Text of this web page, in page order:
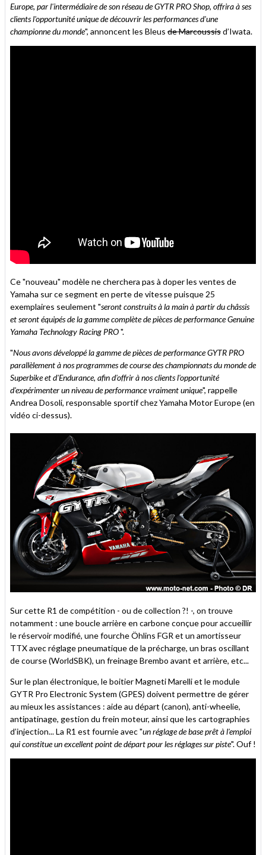
Europe, par l'intermédiaire de son réseau de GYTR PRO Shop, offrira à ses
clients l'opportunité unique de découvrir les performances d'une
championne du monde", annoncent les Bleus de Marcoussisd’Iwata.
Ce "nouveau" modèle ne cherchera pas à doper les ventes de
Yamaha sur ce segment en perte de vitesse puisque 25
exemplaires seulement "seront construits à la main à partir du châssis
et seront équipés de la gamme complète de pièces de performance Genuine
Yamaha Technology Racing PRO".
"Nous avons développé la gamme de pièces de performance GYTR PRO
parallèlement à nos programmes de course des championnats du monde de
Superbike et d'Endurance, afin d'offrir à nos clients l'opportunité
d'expérimenter un niveau de performance vraiment unique", rappelle
Andrea Dosoli, responsable sportif chez Yamaha Motor Europe (en
vidéo ci-dessus).
Sur cette R1 de compétition - ou de collection ?! -, on trouve
notamment : une boucle arrière en carbone conçue pour accueillir
le réservoir modifié, une fourche Öhlins FGR et un amortisseur
TTX avec réglage pneumatique de la précharge, un bras oscillant
de course (WorldSBK), un freinage Brembo avant et arrière, etc...
Sur le plan électronique, le boitier Magneti Marelli et le module
GYTR Pro Electronic System (GPES) doivent permettre de gérer
au mieux les assistances : aide au départ (canon), anti-wheelie,
antipatinage, gestion du frein moteur, ainsi que les cartographies
d’injection... La R1 est fournie avec "un réglage de base prêt à l'emploi
qui constitue un excellent point de départ pour les réglages sur piste". Ouf !